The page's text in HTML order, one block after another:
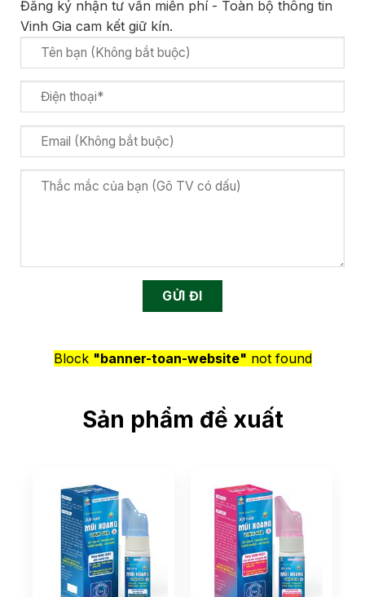
Đăng ký nhận tư vấn miễn phí - Toàn bộ thông tin
Vinh Gia cam kết giữ kín.
Block "banner-toan-website" not found
Sản phẩm đề xuất